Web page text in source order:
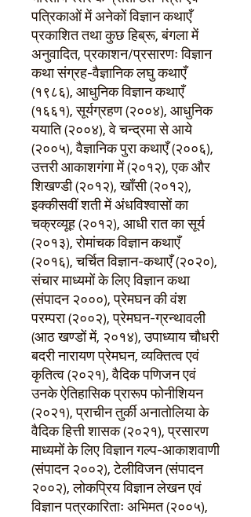
पत्रिकाओं में अनेकों विज्ञान कथाएँ
प्रकाशित तथा कुछ हिब्रू, बंगला में
अनुवादित, प्रकाशन/प्रसारणः विज्ञान
कथा संग्रह-वैज्ञानिक लघु कथाएँ
(१९८६), आधुनिक विज्ञान कथाएँ
(१६६१), सूर्यग्रहण (२००४), आधुनिक
ययाति (२००४), वे चन्द्रमा से आये
(२००५), वैज्ञानिक पुरा कथाएँ (२००६),
उत्तरी आकाशगंगा में (२०१२), एक और
शिखण्डी (२०१२), खाँसी (२०१२),
इक्कीसवीं शती में अंधविश्वासों का
चक्रव्यूह (२०१२), आधी रात का सूर्य
(२०१३), रोमांचक विज्ञान कथाएँ
(२०१६), चर्चित विज्ञान-कथाएँ (२०२०),
संचार माध्यमों के लिए विज्ञान कथा
(संपादन २०००), प्रेमघन की वंश
परम्परा (२००२), प्रेमघन-ग्रन्थावली
(आठ खण्डों में, २०१४), उपाध्याय चौधरी
बदरी नारायण प्रेमघन, व्यक्तित्व एवं
कृतित्व (२०२१), वैदिक पणिजन एवं
उनके ऐतिहासिक प्रारूप फोनीशियन
(२०२१), प्राचीन तुर्की अनातोलिया के
वैदिक हित्ती शासक (२०२१), प्रसारण
माध्यमों के लिए विज्ञान गल्प-आकाशवाणी
(संपादन २००२), टेलीविजन (संपादन
२००२), लोकप्रिय विज्ञान लेखन एवं
विज्ञान पत्रकारिताः अभिमत (२००५),